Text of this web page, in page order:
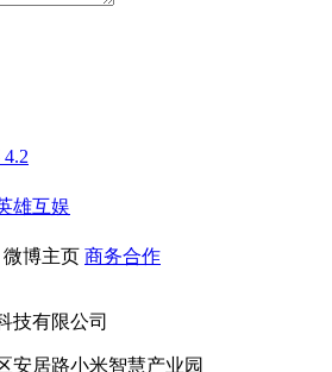
4.2
雄互娱
微博主页 商务合作
技有限公司
安居路小米智慧产业园